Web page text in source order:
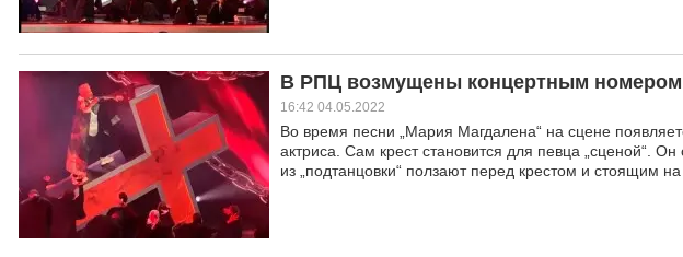
В РПЦ возмущены концертным номером
16:42 04.05.2022
Во время песни „Мария Магдалена“ на сцене
актриса. Сам крест становится для певца „сценой“.
из „подтанцовки“ ползают перед крестом и стоящим